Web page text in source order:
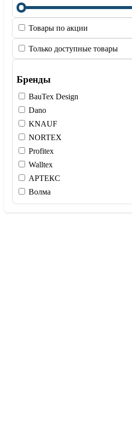
Товары по акции
Только доступные товары
Бренды
BauTex Design
Dano
KNAUF
NORTEX
Profitex
Walltex
АРТЕКС
Волма